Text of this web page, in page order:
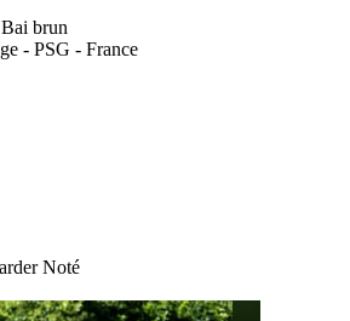
brun
- PSG - France
Noté